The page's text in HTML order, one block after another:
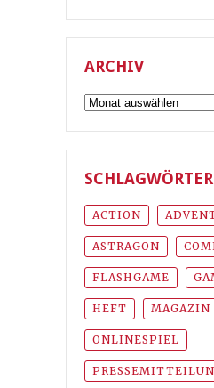
ARCHIV
Archiv
SCHLAGWÖRTER
ACTION
ASTRAGON
FLASHGAME
HEFT MAGAZIN
ONLINESPIEL